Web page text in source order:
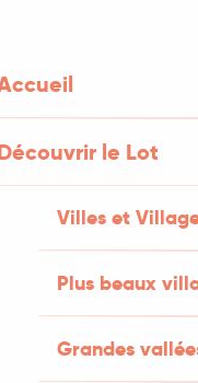
le Lot
Villes et
Plus beaux
Grandes
à Cajarc
à Cajarc
VIDE GRENIERS BRADERIE
Cajarc